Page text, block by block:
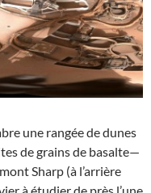
une rangée de dunes
de grains de basalte—
Sharp (à l’arrière